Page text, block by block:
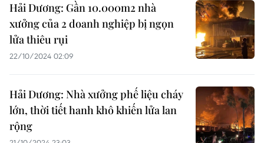
Hải Dương: Gần 10.000m2 nhà
xưởng của 2 doanh nghiệp bị ngọn
lửa thiêu rụi
22/10/2024 02:09
Hải Dương: Nhà xưởng phế liệu cháy
lớn, thời tiết hanh khô khiến lửa lan
rộng